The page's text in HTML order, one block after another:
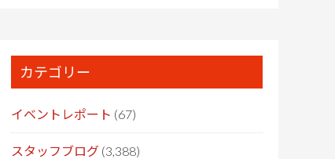
カテゴリー
イベントレポート (67)
スタッフブログ (3,388)